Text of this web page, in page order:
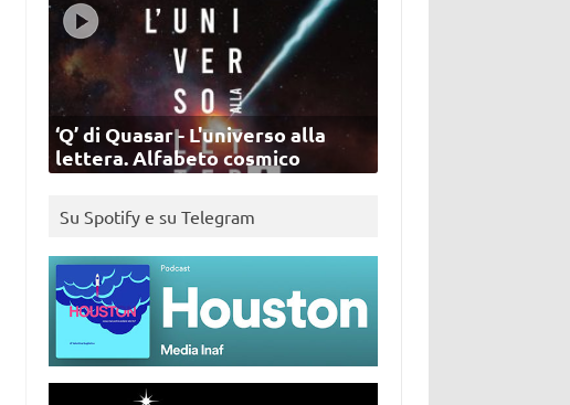
‘Q’ di Quasar - L'universo alla
lettera. Alfabeto cosmico
Su Spotify e su Telegram